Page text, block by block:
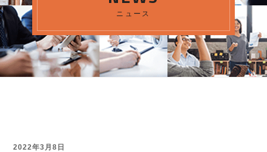
ニュース
2022年3月8日